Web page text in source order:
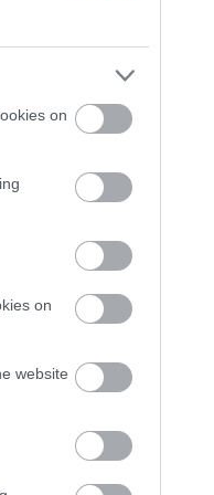
on
on
website
Τέμπη καθορίζουν
Πολλά μπορεί να
και άλλα τόσα να
για την αλήθεια
εμπειρίες με
της δημοκρατίας στη
εκείνη του 1981),
θάνατο του Α.
δίκη της Χρυσής
και ούτε μοιάζει με